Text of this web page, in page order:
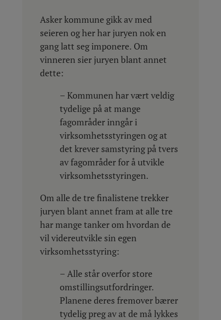
Asker kommune gikk av med
seieren og her har juryen nok en
gang latt seg imponere. Om
vinneren sier juryen blant annet
dette:
– Kommunen har vært veldig
tydelige på at mange
fagområder inngår i
virksomhetsstyringen og at
det krever samstyring på tvers
av fagområder for å utvikle
virksomhetsstyringen.
Om alle de tre finalistene trekker
juryen blant annet fram at alle tre
har mange tanker om hvordan de
vil videreutvikle sin egen
virksomhetsstyring:
– Alle står overfor store
omstillingsutfordringer.
Planene deres fremover bærer
tydelig preg av at de må lykkes